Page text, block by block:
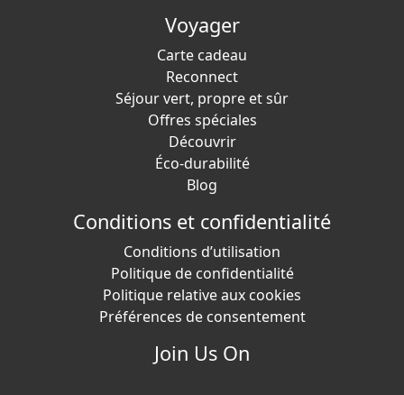
Voyager
Carte cadeau
Reconnect
Séjour vert, propre et sûr
Offres spéciales
Découvrir
Éco-durabilité
Blog
Conditions et confidentialité
Conditions d’utilisation
Politique de confidentialité
Politique relative aux cookies
Préférences de consentement
Join Us On